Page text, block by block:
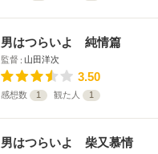
男はつらいよ 純情篇
監督 山田洋次
3.50
感想数 1 観た人 1
男はつらいよ 柴又慕情